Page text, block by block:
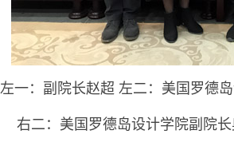
左一：副院长赵超 左二：美国罗德
右二：美国罗德岛设计学院副院